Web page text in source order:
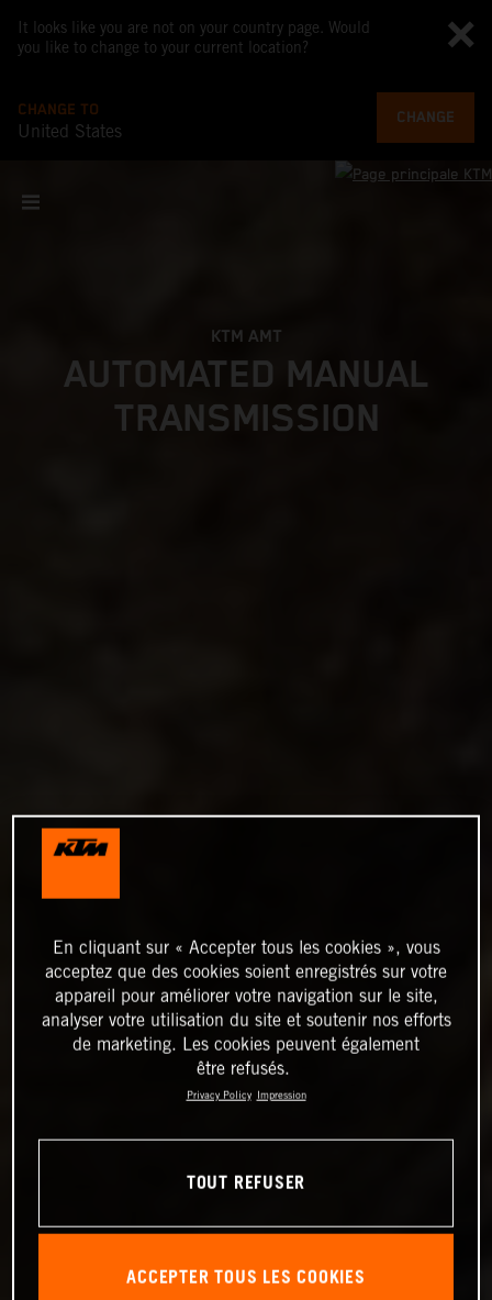
It looks like you are not on your country page. Would
you like to change to your current location?
CHANGE TO
United States
CHANGE
KTM AMT
AUTOMATED MANUAL
TRANSMISSION
En cliquant sur « Accepter tous les cookies », vous
acceptez que des cookies soient enregistrés sur votre
appareil pour améliorer votre navigation sur le site,
analyser votre utilisation du site et soutenir nos efforts
de marketing. Les cookies peuvent également
être refusés.
Privacy Policy Impression
TOUT REFUSER
ACCEPTER TOUS LES COOKIES